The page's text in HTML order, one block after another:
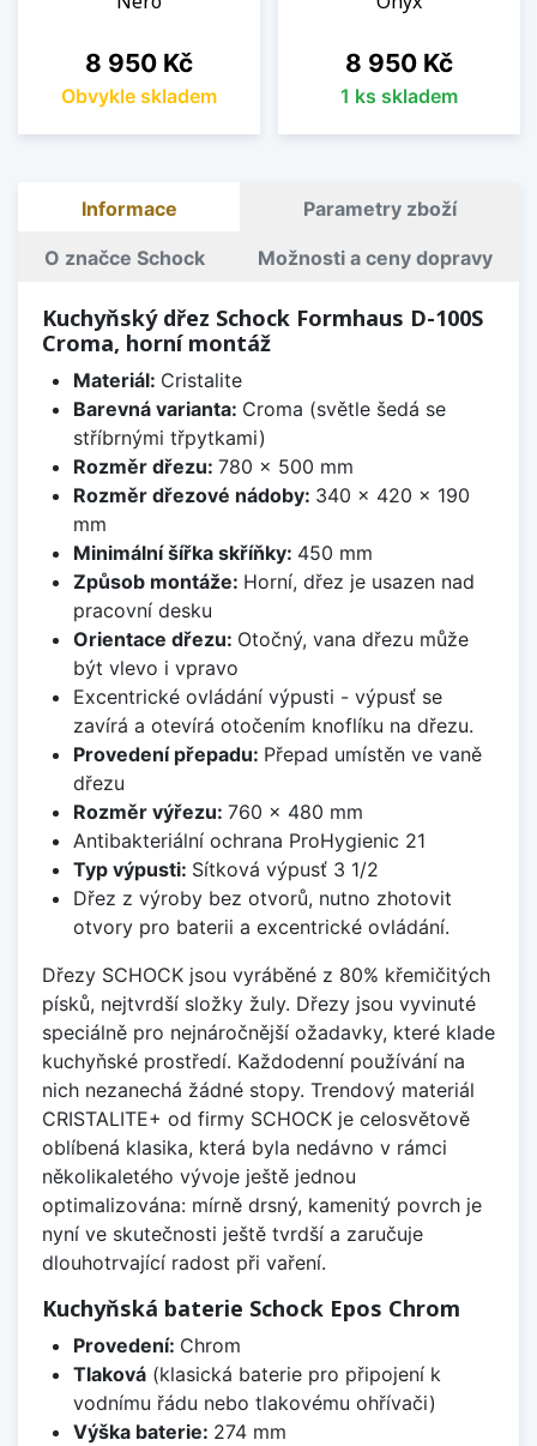
Cena
8 950 Kč
Obvykle skladem
Cena
8 950 Kč
1 ks skladem
Informace Parametry zboží
O značce Schock Možnosti a ceny dopravy
Kuchyňský dřez Schock Formhaus D-100S
Croma, horní montáž
Materiál: Cristalite
Barevná varianta: Croma (světle šedá se
stříbrnými třpytkami)
Rozměr dřezu: 780 x 500 mm
Rozměr dřezové nádoby: 340 x 420 x 190
mm
Minimální šířka skříňky: 450 mm
Způsob montáže: Horní, dřez je usazen nad
pracovní desku
Orientace dřezu: Otočný, vana dřezu může
být vlevo i vpravo
Excentrické ovládání výpusti - výpusť se
zavírá a otevírá otočením knoflíku na dřezu.
Provedení přepadu: Přepad umístěn ve vaně
dřezu
Rozměr výřezu: 760 x 480 mm
Antibakteriální ochrana ProHygienic 21
Typ výpusti: Sítková výpusť 3 1/2
Dřez z výroby bez otvorů, nutno zhotovit
otvory pro baterii a excentrické ovládání.
Dřezy SCHOCK jsou vyráběné z 80% křemičitých
písků, nejtvrdší složky žuly. Dřezy jsou vyvinuté
speciálně pro nejnáročnější ožadavky, které klade
kuchyňské prostředí. Každodenní používání na
nich nezanechá žádné stopy. Trendový materiál
CRISTALITE+ od firmy SCHOCK je celosvětově
oblíbená klasika, která byla nedávno v rámci
několikaletého vývoje ještě jednou
optimalizována: mírně drsný, kamenitý povrch je
nyní ve skutečnosti ještě tvrdší a zaručuje
dlouhotrvající radost při vaření.
Kuchyňská baterie Schock Epos Chrom
Provedení: Chrom
Tlaková(klasická baterie pro připojení k
vodnímu řádu nebo tlakovému ohřívači)
Výška baterie: 274 mm